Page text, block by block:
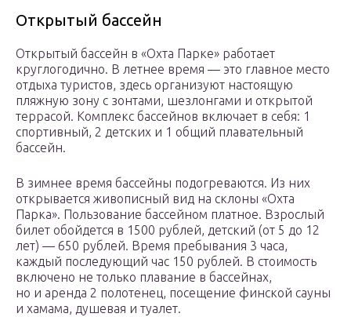
Открытый бассейн
Открытый бассейн в «Охта Парке» работает
круглогодично. В летнее время — это главное место
отдыха туристов, здесь организуют настоящую
пляжную зону с зонтами, шезлонгами и открытой
террасой. Комплекс бассейнов включает в себя: 1
спортивный, 2 детских и 1 общий плавательный
бассейн.
В зимнее время бассейны подогреваются. Из них
открывается живописный вид на склоны «Охта
Парка». Пользование бассейном платное. Взрослый
билет обойдется в 1500 рублей, детский (от 5 до 12
лет) — 650 рублей. Время пребывания 3 часа,
каждый последующий час 150 рублей. В стоимость
включено не только плавание в бассейнах,
но и аренда 2 полотенец, посещение финской сауны
и хамама, душевая и туалет.